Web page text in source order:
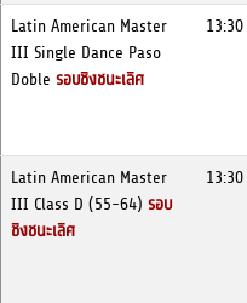
Latin American Master
III Single Dance Paso
Doble รอบชิงชนะเลิศ
13:30
Latin American Master
III Class D (55-64) รอบ
ชิงชนะเลิศ
13:30